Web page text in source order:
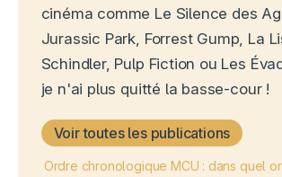
cinéma comme Le Silence des
Jurassic Park, Forrest Gump, La
Schindler, Pulp Fiction ou Les
je n'ai plus quitté la basse-cour !
Voir toutes les publications
Ordre chronologique MCU : dans quel